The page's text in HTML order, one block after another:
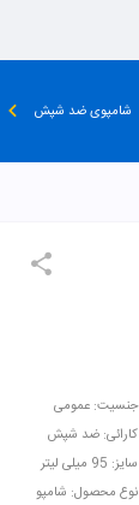
شامپوی ضد شپش
جنسیت: عمومی
کارائی: ضد شپش
سایز: 95 میلی لیتر
نوع محصول: شامپو